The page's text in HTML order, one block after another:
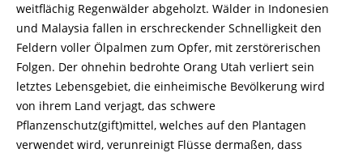
weitflächig Regenwälder abgeholzt. Wälder in Indonesien
und Malaysia fallen in erschreckender Schnelligkeit den
Feldern voller Ölpalmen zum Opfer, mit zerstörerischen
Folgen. Der ohnehin bedrohte Orang Utah verliert sein
letztes Lebensgebiet, die einheimische Bevölkerung wird
von ihrem Land verjagt, das schwere
Pflanzenschutz(gift)mittel, welches auf den Plantagen
verwendet wird, verunreinigt Flüsse dermaßen, dass